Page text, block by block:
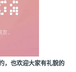
，也欢迎大家有礼貌的